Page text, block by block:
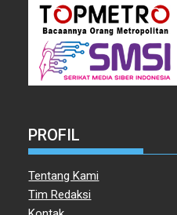
PROFIL
Tentang Kami
Tim Redaksi